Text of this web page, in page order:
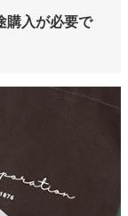
購入が必要で